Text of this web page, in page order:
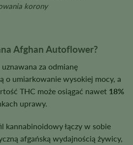
korony
Afghan Autoflower?
za odmianę
o umiarkowanie wysokiej mocy, a
THC może osiągać nawet 18%
uprawy.
kannabinoidowy łączy w sobie
afgańską wydajnością żywicy,